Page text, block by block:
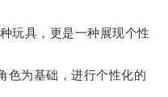
具，更是一种展现个性
为基础，进行个性化的